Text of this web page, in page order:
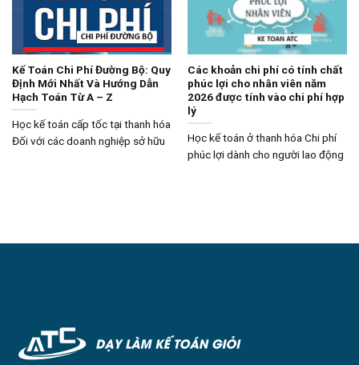
Kế Toán Chi Phí Đường Bộ: Quy
Định Mới Nhất Và Hướng Dẫn
Hạch Toán Từ A – Z
Học kế toán cấp tốc tại thanh hóa
Đối với các doanh nghiệp sở hữu
Các khoản chi phí có tính chất
phúc lợi cho nhân viên năm
2026 được tính vào chi phí hợp
lý
Học kế toán ở thanh hóa Chi phí
phúc lợi dành cho người lao động